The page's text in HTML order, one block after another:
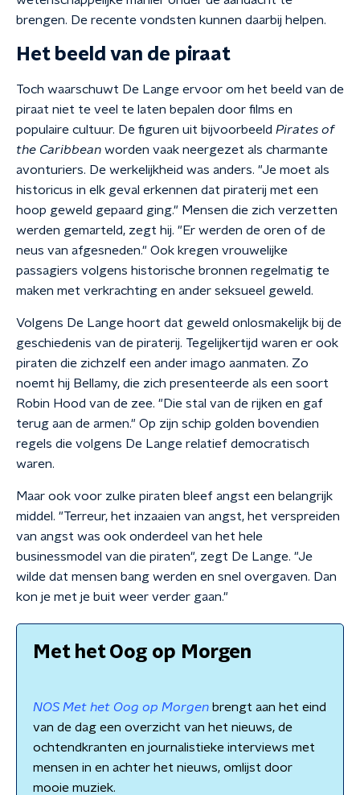
brengen. De recente vondsten kunnen daarbij helpen.
Het beeld van de piraat
Toch waarschuwt De Lange ervoor om het beeld van de
piraat niet te veel te laten bepalen door films en
populaire cultuur. De figuren uit bijvoorbeeld Pirates of
the Caribbean worden vaak neergezet als charmante
avonturiers. De werkelijkheid was anders. "Je moet als
historicus in elk geval erkennen dat piraterij met een
hoop geweld gepaard ging." Mensen die zich verzetten
werden gemarteld, zegt hij. "Er werden de oren of de
neus van afgesneden." Ook kregen vrouwelijke
passagiers volgens historische bronnen regelmatig te
maken met verkrachting en ander seksueel geweld.
Volgens De Lange hoort dat geweld onlosmakelijk bij de
geschiedenis van de piraterij. Tegelijkertijd waren er ook
piraten die zichzelf een ander imago aanmaten. Zo
noemt hij Bellamy, die zich presenteerde als een soort
Robin Hood van de zee. "Die stal van de rijken en gaf
terug aan de armen." Op zijn schip golden bovendien
regels die volgens De Lange relatief democratisch
waren.
Maar ook voor zulke piraten bleef angst een belangrijk
middel. "Terreur, het inzaaien van angst, het verspreiden
van angst was ook onderdeel van het hele
businessmodel van die piraten", zegt De Lange. "Je
wilde dat mensen bang werden en snel overgaven. Dan
kon je met je buit weer verder gaan."
Met het Oog op Morgen
NOS Met het Oog op Morgen brengt aan het eind
van de dag een overzicht van het nieuws, de
ochtendkranten en journalistieke interviews met
mensen in en achter het nieuws, omlijst door
mooie muziek.